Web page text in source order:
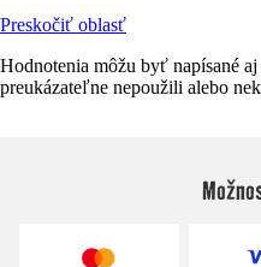
Preskočiť oblasť
Hodnotenia môžu byť napísané
preukázateľne nepoužili alebo